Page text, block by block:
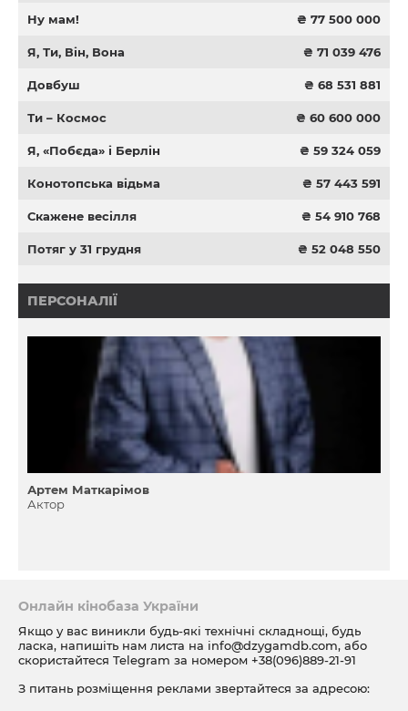
Ну мам! ₴ 77 500 000
Я, Ти, Він, Вона ₴ 71 039 476
Довбуш ₴ 68 531 881
Ти – Космос ₴ 60 600 000
Я, «Побєда» і Берлін ₴ 59 324 059
Конотопська відьма ₴ 57 443 591
Скажене весілля ₴ 54 910 768
Потяг у 31 грудня ₴ 52 048 550
ПЕРСОНАЛІЇ
Артем Маткарімов
Актор
Онлайн кінобаза України
Якщо у вас виникли будь-які технічні складнощі, будь
ласка, напишіть нам листа на info@dzygamdb.com, або
скористайтеся Telegram за номером +38(096)889-21-91
З питань розміщення реклами звертайтеся за адресою: